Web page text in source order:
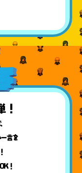
！
言を
！